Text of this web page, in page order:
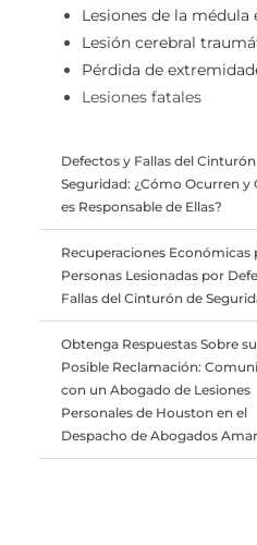
Lesiones de la médula
Lesión cerebral
Pérdida de
Lesiones fatales
Defectos y Fallas del
Seguridad: ¿Cómo Ocurren y
es Responsable de Ellas?
Recuperaciones Económicas
Personas Lesionadas por
Fallas del Cinturón de
Obtenga Respuestas Sobre su
Posible Reclamación:
con un Abogado de Lesiones
Personales de Houston en el
Despacho de Abogados